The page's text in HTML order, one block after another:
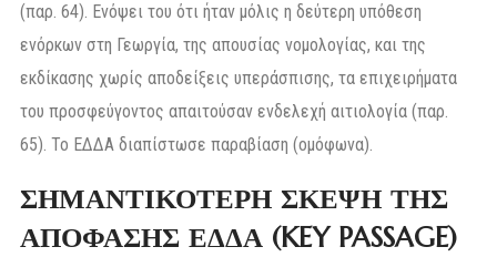
(παρ. 64). Ενόψει του ότι ήταν μόλις η δεύτερη υπόθεση
ενόρκων στη Γεωργία, της απουσίας νομολογίας, και της
εκδίκασης χωρίς αποδείξεις υπεράσπισης, τα επιχειρήματα
του προσφεύγοντος απαιτούσαν ενδελεχή αιτιολογία (παρ.
65). Το ΕΔΔΑ διαπίστωσε παραβίαση (ομόφωνα).
ΣΗΜΑΝΤΙΚΟΤΕΡΗ ΣΚΕΨΗ ΤΗΣ
ΑΠΟΦΑΣΗΣ ΕΔΔΑ (KEY PASSAGE)